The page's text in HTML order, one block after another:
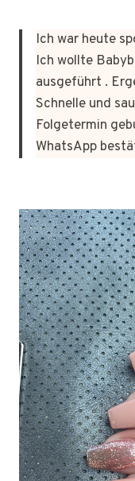
Ich war heute
Ich wollte
ausgeführt .
Schnelle und
Folgetermin
WhatsApp